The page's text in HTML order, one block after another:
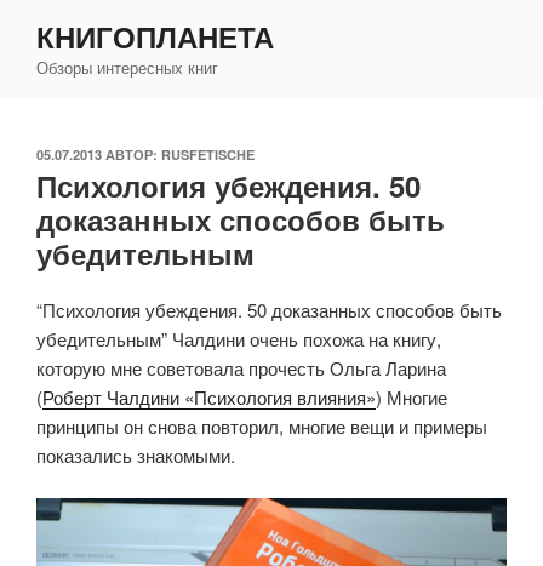
содержимому
КНИГОПЛАНЕТА
Обзоры интересных книг
ОПУБЛИКОВАНО
05.07.2013 АВТОР: RUSFETISCHE
Психология убеждения. 50
доказанных способов быть
убедительным
“Психология убеждения. 50 доказанных способов быть
убедительным” Чалдини очень похожа на книгу,
которую мне советовала прочесть Ольга Ларина
(Роберт Чалдини «Психология влияния») Многие
принципы он снова повторил, многие вещи и примеры
показались знакомыми.